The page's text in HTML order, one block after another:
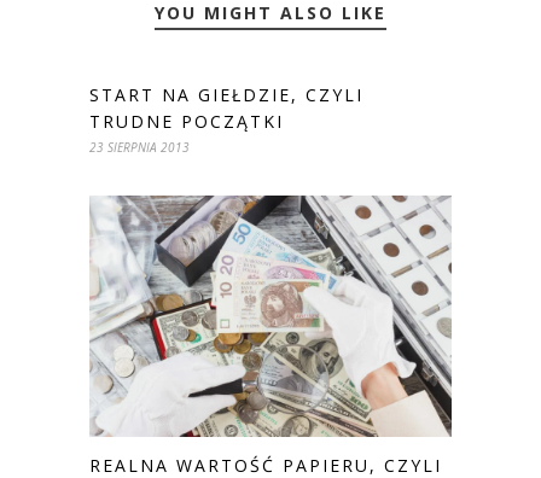
YOU MIGHT ALSO LIKE
START NA GIEŁDZIE, CZYLI
TRUDNE POCZĄTKI
23 SIERPNIA 2013
REALNA WARTOŚĆ PAPIERU, CZYLI